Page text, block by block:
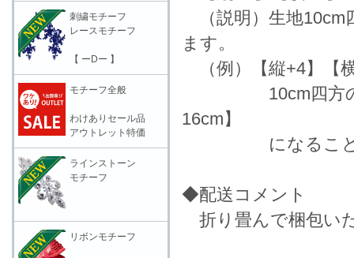
（説明）生地10cm
ます。
（例）【縦+4】【
10cm四方の生地
16cm】
になることを表
◆配送コメント
折り畳んで梱包い
刺繍モチーフ
レースモチーフ
【 ーDー 】
モチーフ全般
わけありセール品
アウトレット特価
ラインストーン
モチーフ
リボンモチーフ